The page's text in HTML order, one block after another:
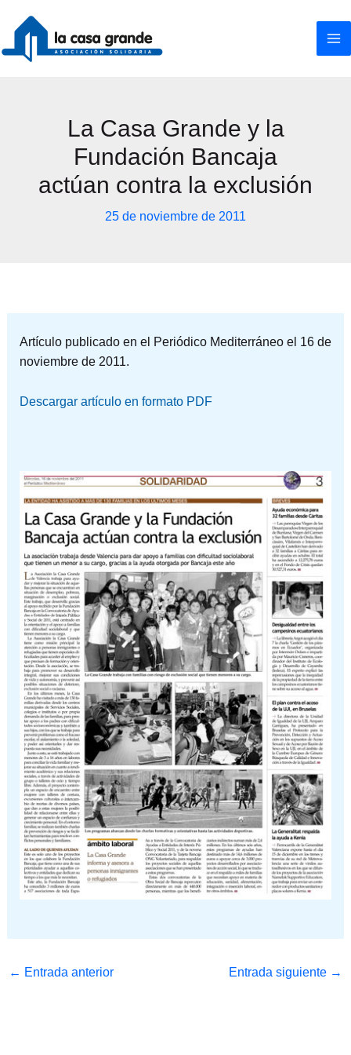
contenido
La Casa Grande y la
Fundación Bancaja
actúan contra la exclusión
25 de noviembre de 2011
Artículo publicado en el Periódico Mediterráneo el 16 de
noviembre de 2011.
Descargar artículo en formato PDF
← Entrada anterior Entrada siguiente →